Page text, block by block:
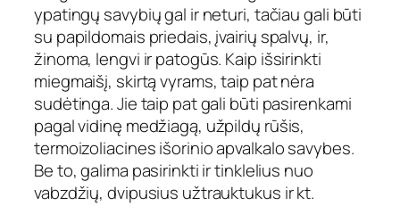
ypatingų savybių gal ir neturi, tačiau gali būti
su papildomais priedais, įvairių spalvų, ir,
žinoma, lengvi ir patogūs. Kaip išsirinkti
miegmaišį, skirtą vyrams, taip pat nėra
sudėtinga. Jie taip pat gali būti pasirenkami
pagal vidinę medžiagą, užpildų rūšis,
termoizoliacines išorinio apvalkalo savybes.
Be to, galima pasirinkti ir tinklelius nuo
vabzdžių, dvipusius užtrauktukus ir kt.